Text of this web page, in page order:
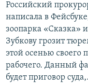
Российский
написала в
зоопарка «Сказка»
Зубкову грозит
этой осенью своего
рабочего. Данный
будет приговор